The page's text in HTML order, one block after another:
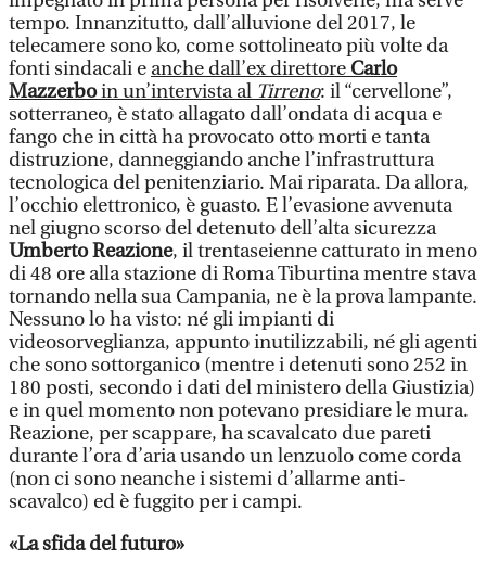
tempo. Innanzitutto, dall’alluvione del 2017, le
telecamere sono ko, come sottolineato più volte da
fonti sindacali e anche dall’ex direttore Carlo
Mazzerboin un’intervista al Tirreno: il “cervellone”,
sotterraneo, è stato allagato dall’ondata di acqua e
fango che in città ha provocato otto morti e tanta
distruzione, danneggiando anche l’infrastruttura
tecnologica del penitenziario. Mai riparata. Da allora,
l’occhio elettronico, è guasto. E l’evasione avvenuta
nel giugno scorso del detenuto dell’alta sicurezza
Umberto Reazione, il trentaseienne catturato in meno
di 48 ore alla stazione di Roma Tiburtina mentre stava
tornando nella sua Campania, ne è la prova lampante.
Nessuno lo ha visto: né gli impianti di
videosorveglianza, appunto inutilizzabili, né gli agenti
che sono sottorganico (mentre i detenuti sono 252 in
180 posti, secondo i dati del ministero della Giustizia)
e in quel momento non potevano presidiare le mura.
Reazione, per scappare, ha scavalcato due pareti
durante l’ora d’aria usando un lenzuolo come corda
(non ci sono neanche i sistemi d’allarme anti-
scavalco) ed è fuggito per i campi.
«La sfida del futuro»